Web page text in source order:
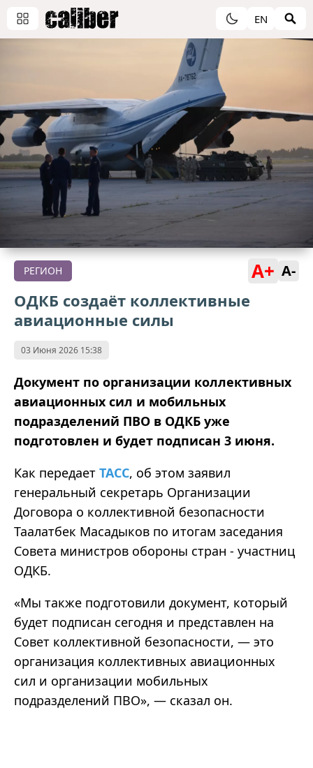
EN
РЕГИОН A+ A-
ОДКБ создаёт коллективные
авиационные силы
03 Июня 2026 15:38
Документ по организации коллективных
авиационных сил и мобильных
подразделений ПВО в ОДКБ уже
подготовлен и будет подписан 3 июня.
Как передает ТАСС, об этом заявил
генеральный секретарь Организации
Договора о коллективной безопасности
Таалатбек Масадыков по итогам заседания
Совета министров обороны стран - участниц
ОДКБ.
«Мы также подготовили документ, который
будет подписан сегодня и представлен на
Совет коллективной безопасности, — это
организация коллективных авиационных
сил и организации мобильных
подразделений ПВО», — сказал он.